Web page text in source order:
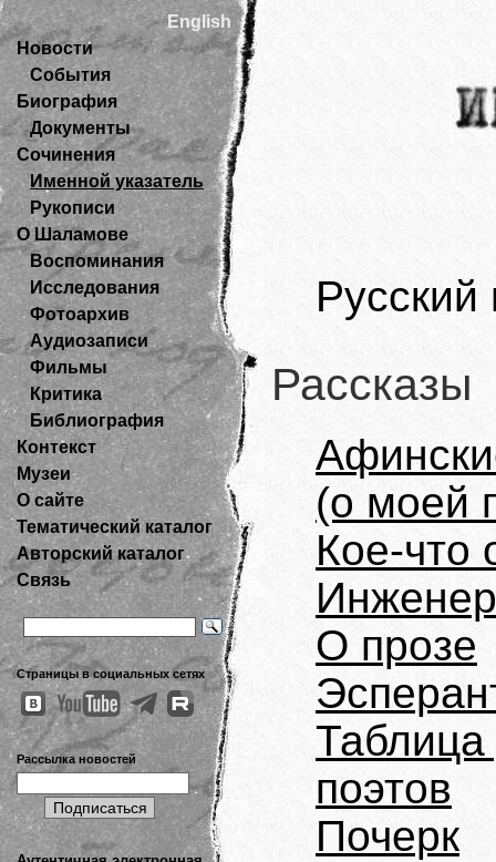
English
Новости
События
Биография
Документы
Сочинения
Именной указатель
Рукописи
О Шаламове
Воспоминания
Исследования
Фотоархив
Аудиозаписи
Фильмы
Критика
Библиография
Контекст
Музеи
О сайте
Тематический каталог
Авторский каталог
Связь
Страницы в социальных сетях
Рассылка новостей
Русский
Рассказы
(о моей
Кое-что
О прозе
поэтов
Почерк